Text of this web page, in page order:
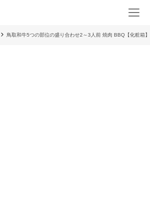
鳥取和牛5つの部位の盛り合わせ2～3人前 焼肉 BBQ【化粧箱】